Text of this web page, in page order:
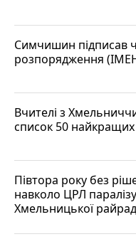
Симчишин підписав
розпорядження
Вчителі з
список 50 найкращих
Півтора року без
навколо ЦРЛ
Хмельницької